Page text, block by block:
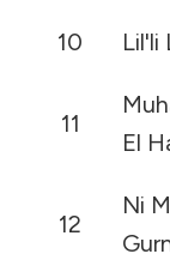
10 Lil'li
11
El
12
Ni